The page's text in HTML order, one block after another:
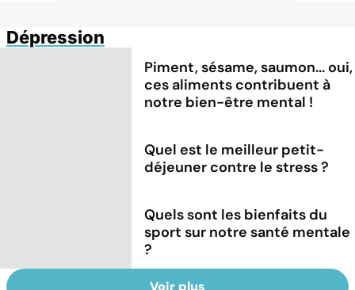
Dépression
Piment, sésame, saumon... oui,
ces aliments contribuent à
notre bien-être mental !
Quel est le meilleur petit-
déjeuner contre le stress ?
Quels sont les bienfaits du
sport sur notre santé mentale
?
Voir plus